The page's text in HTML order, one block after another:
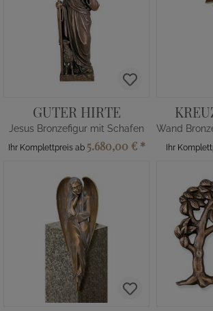
GUTER HIRTE
Jesus Bronzefigur mit Schafen
Ihr Komplettpreis ab 5.680,00 € * Ihr